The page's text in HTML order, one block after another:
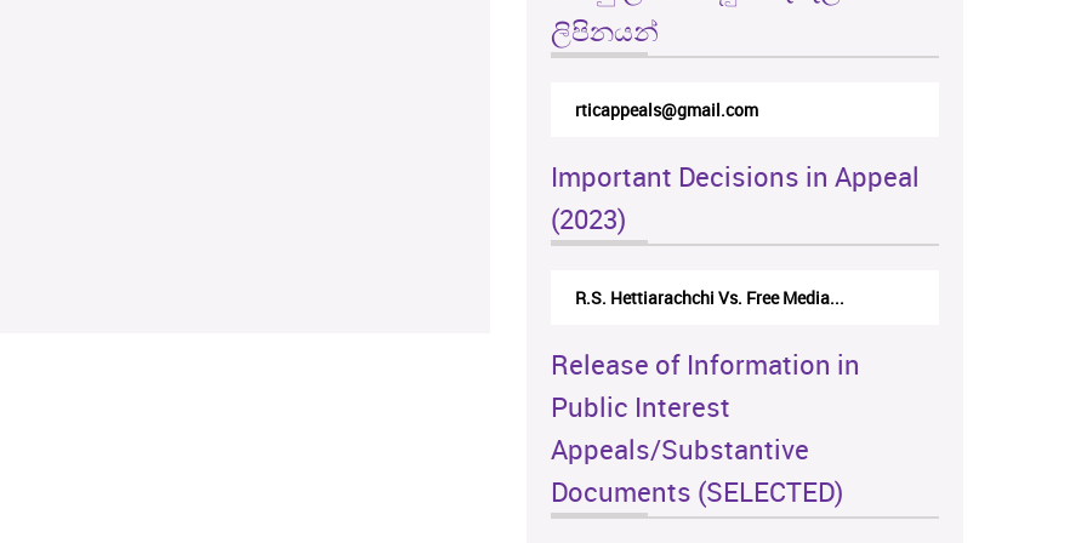
ලිපිනයන්
rticappeals@gmail.com
Important Decisions in Appeal
(2023)
R.S. Hettiarachchi Vs. Free Media...
Release of Information in
Public Interest
Appeals/Substantive
Documents (SELECTED)